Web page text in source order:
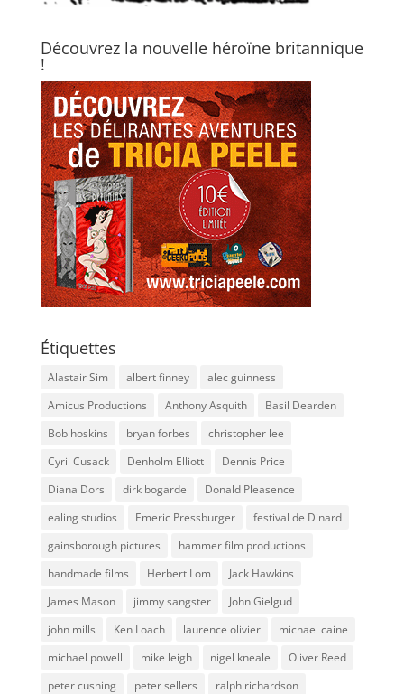
Découvrez la nouvelle héroïne britannique
!
Étiquettes
Alastair Sim albert finney
alec guinness
Amicus Productions
Anthony Asquith
Basil Dearden
Bob hoskins
bryan forbes
christopher lee
Cyril Cusack
Denholm Elliott
Dennis Price
Diana Dors
dirk bogarde
Donald Pleasence
ealing studios
Emeric Pressburger
festival de Dinard
gainsborough pictures
hammer film productions
handmade films
Herbert Lom
Jack Hawkins
James Mason
jimmy sangster
John Gielgud
john mills
Ken Loach laurence olivier
michael caine
michael powell
mike leigh nigel kneale
Oliver Reed
peter cushing
peter sellers
ralph richardson